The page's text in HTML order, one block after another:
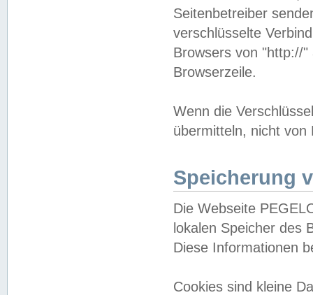
Seitenbetreiber
verschlüsselte
Browsers von "http://
Browserzeile.
Wenn die
übermitteln, nicht von
Speicherung
Die Webseite
lokalen Speicher des
Diese Informationen
Cookies sind kleine